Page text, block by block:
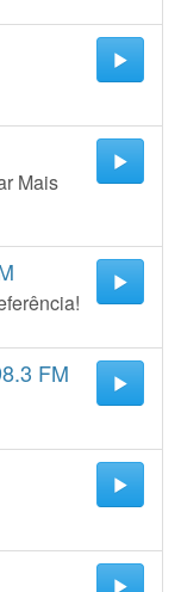
Mais
FM